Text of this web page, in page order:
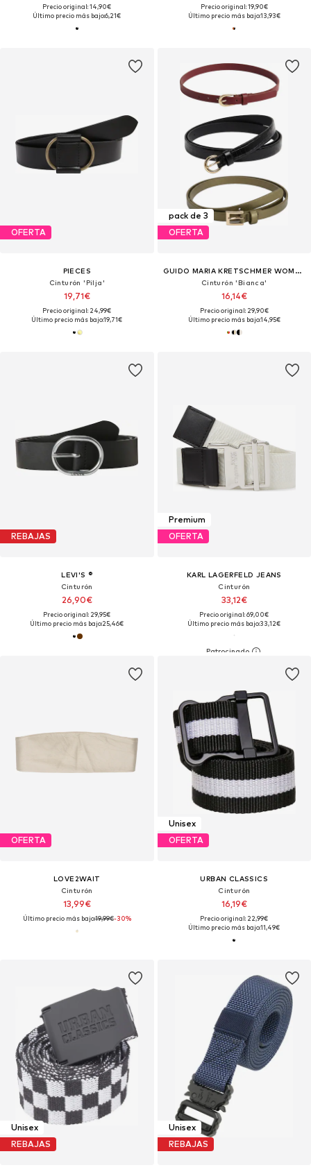
Precio original: 14,90€
Último precio más bajo:6,21€
Precio original: 19,90€
Último precio más bajo:13,93€
OFERTA
PIECES
Cinturón 'Pilja'
19,71€
Precio original: 24,99€
Último precio más bajo:19,71€
pack de 3
OFERTA
GUIDO MARIA KRETSCHMER WOMEN
Cinturón 'Bianca'
16,14€
Precio original: 29,90€
Último precio más bajo:14,95€
REBAJAS
LEVI'S ®
Cinturón
26,90€
Precio original: 29,95€
Último precio más bajo:25,46€
Premium
OFERTA
KARL LAGERFELD JEANS
Cinturón
33,12€
Precio original: 69,00€
Último precio más bajo:33,12€
OFERTA
LOVE2WAIT
Cinturón
13,99€
Último precio más bajo:19,99€-30%
Unisex
OFERTA
URBAN CLASSICS
Cinturón
16,19€
Precio original: 22,99€
Último precio más bajo:11,49€
Unisex
REBAJAS
Unisex
REBAJAS